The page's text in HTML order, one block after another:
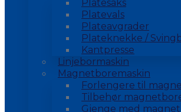
Platesaks
Platevals
Plateavgrader
Plateknekke /
Kantpresse
Linjebormaskin
Magnetboremaskin
Forlengere til
Tilbehør
Gjenge med